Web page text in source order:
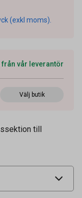
(exkl moms).
från vår leverantör
Välj butik
till
61640008
56101530